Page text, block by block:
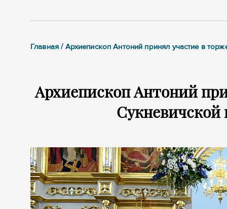
Главная / Архиепископ Антоний принял участие в
Архиепископ Антоний